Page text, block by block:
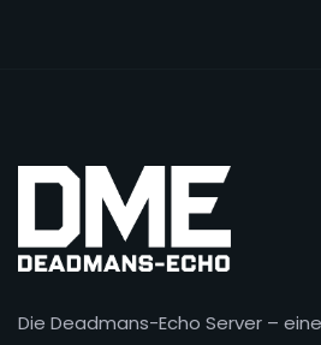
Die Deadmans-Echo Server –